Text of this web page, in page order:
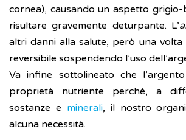
cornea), causando un aspetto
risultare gravemente deturpante. L’
altri danni alla salute, però una volta
reversibile sospendendo l’uso
Va infine sottolineato che
proprietà nutriente perché, a
sostanze e minerali, il nostro
alcuna necessità.